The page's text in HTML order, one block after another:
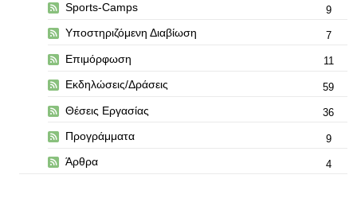
Sports-Camps 9
Υποστηριζόμενη Διαβίωση 7
Επιμόρφωση 11
Εκδηλώσεις/Δράσεις 59
Θέσεις Εργασίας 36
Προγράμματα 9
Άρθρα 4